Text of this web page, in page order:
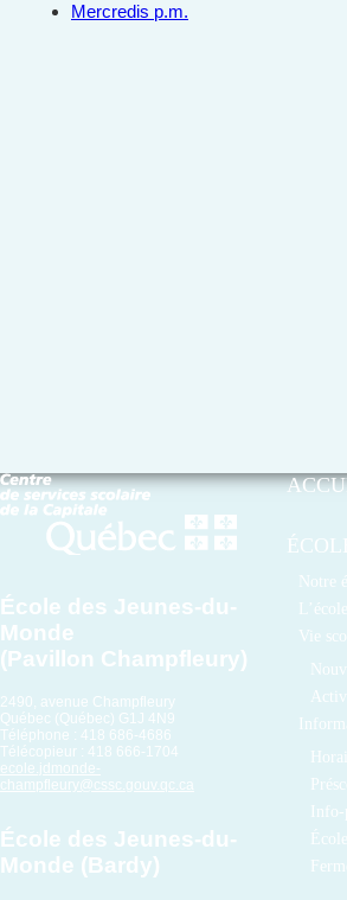
Mercredis p.m.
École des Jeunes-du-
Monde
(Pavillon Champfleury)
2490, avenue Champfleury
Québec (Québec) G1J 4N9
Téléphone : 418 686-4686
Télécopieur : 418 666-1704
ecole.jdmonde-
champfleury@cssc.gouv.qc.ca
École des Jeunes-du-
Monde (Bardy)
Notre
Vie
Info-